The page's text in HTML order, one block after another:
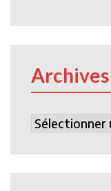
Archives
Archives